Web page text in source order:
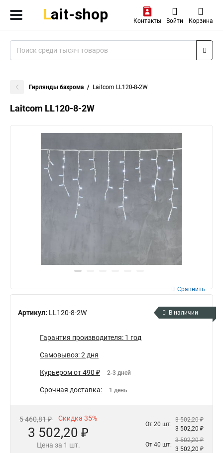
Контакты Войти Корзина
Гирлянды бахрома Laitcom LL120-8-2W
Laitcom LL120-8-2W
Артикул: LL120-8-2W
Сравнить
В наличии
Гарантия производителя: 1 год
Самовывоз: 2 дня
Курьером от 490 ₽ 2-3 дней
Срочная доставка: 1 день
5 460,81 ₽ Скидка 35%
3 502,20 ₽
Цена за 1 шт.
От 20 шт:
3 502,20 ₽
3 502,20 ₽
От 40 шт:
3 502,20 ₽
3 502,20 ₽